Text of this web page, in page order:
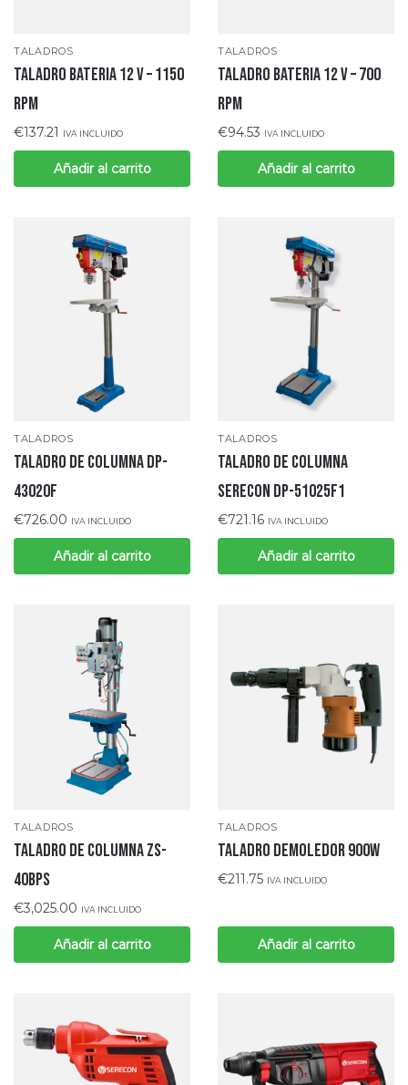
TALADROS
TALADRO BATERIA 12 V – 1150
RPM
€137.21 IVA INCLUIDO
Añadir al carrito
TALADROS
TALADRO BATERIA 12 V – 700
RPM
€94.53 IVA INCLUIDO
Añadir al carrito
TALADROS
TALADRO DE COLUMNA DP-
43020F
€726.00 IVA INCLUIDO
Añadir al carrito
TALADROS
TALADRO DE COLUMNA
SERECON DP-51025F1
€721.16 IVA INCLUIDO
Añadir al carrito
TALADROS
Taladro de columna ZS-
40BPS
€3,025.00 IVA INCLUIDO
Añadir al carrito
TALADROS
TALADRO DEMOLEDOR 900W
€211.75 IVA INCLUIDO
Añadir al carrito